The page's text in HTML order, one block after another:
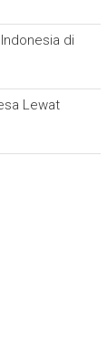
di
Lewat